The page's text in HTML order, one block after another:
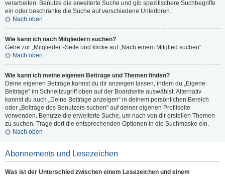
verarbeiten. Benutze die erweiterte Suche und gib spezifischere Suchbegriffe
ein oder beschränke die Suche auf verschiedene Unterforen.
Nach oben
Wie kann ich nach Mitgliedern suchen?
Gehe zur „Mitglieder“-Seite und klicke auf „Nach einem Mitglied suchen“.
Nach oben
Wie kann ich meine eigenen Beiträge und Themen finden?
Deine eigenen Beiträge kannst du dir anzeigen lassen, indem du „Eigene
Beiträge“ im Schnellzugriff oben auf der Boardseite auswählst. Alternativ
kannst du auch „Deine Beiträge anzeigen“ in deinem persönlichen Bereich
oder „Beiträge des Benutzers suchen“ auf deiner eigenen Profilseite
verwenden. Benutze die erweiterte Suche, um nach von dir erstellen Themen
zu suchen. Trage dort die entsprechenden Optionen in die Suchmaske ein.
Nach oben
Abonnements und Lesezeichen
Was ist der Unterschied zwischen einem Lesezeichen und einem